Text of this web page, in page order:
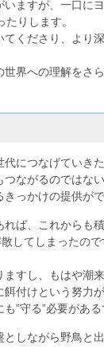
ますが、一口に
りします。
くださり、より
界への理解をさ
につなげていき
ながるのではない
っかけの提供がで
ば、これからも
してしまったの
すし、もはや潮
付けという努力
”守る”必要がある
しながら野鳥と